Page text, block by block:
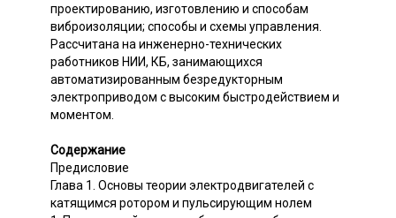
проектированию, изготовлению и способам
виброизоляции; способы и схемы управления.
Рассчитана на инженерно-технических
работников НИИ, КБ, занимающихся
автоматизированным безредукторным
электроприводом с высоким быстродействием и
моментом.
Содержание
Предисловие
Глава 1. Основы теории электродвигателей с
катящимся ротором и пульсирующим нолем